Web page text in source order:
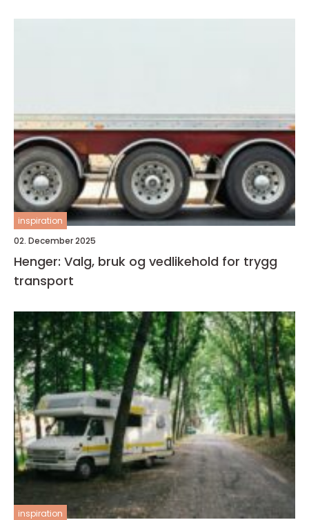
inspiration
02. December 2025
Henger: Valg, bruk og vedlikehold for trygg
transport
inspiration